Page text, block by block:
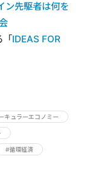
ン先駆者は何を
「IDEAS FOR
キュラーエコノミー
#循環経済